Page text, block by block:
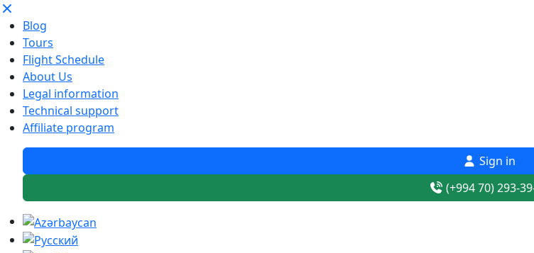
Blog
Tours
Flight Schedule
About Us
Legal information
Technical support
Affiliate program
Sign in
(+994 70) 293-